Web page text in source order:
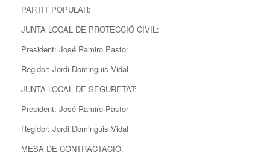
PARTIT POPULAR:
JUNTA LOCAL DE PROTECCIÓ CIVIL:
President: José Ramiro Pastor
Regidor: Jordi Dominguis Vidal
JUNTA LOCAL DE SEGURETAT:
President: José Ramiro Pastor
Regidor: Jordi Dominguis Vidal
MESA DE CONTRACTACIÓ: